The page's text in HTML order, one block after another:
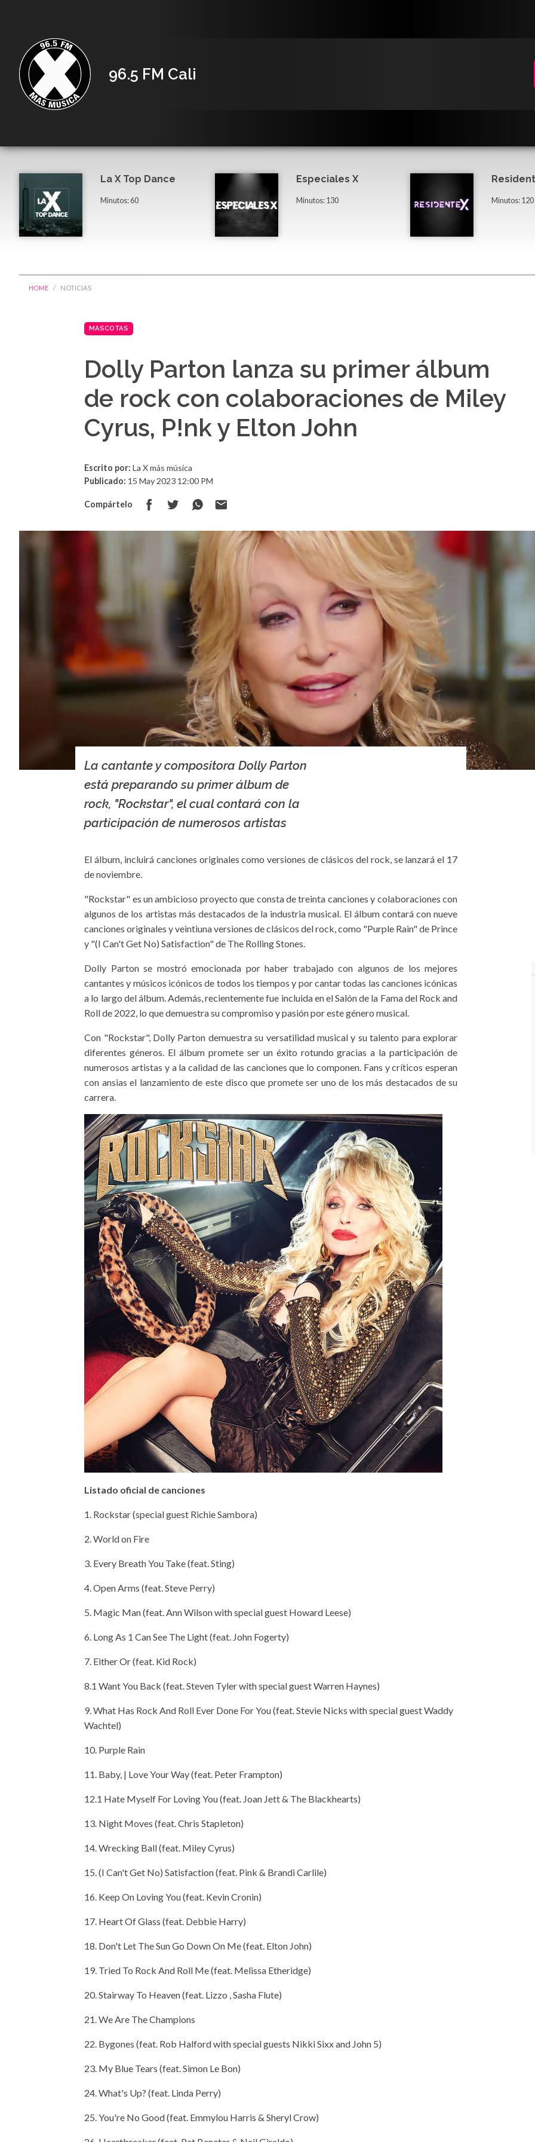
96.5 FM Cali
La X Top Dance
Minutos: 60
Especiales X
Minutos: 130 Minutos: 120
HOME NOTICIAS
MASCOTAS
Dolly Parton lanza su primer álbum
de rock con colaboraciones de Miley
Cyrus, P!nk y Elton John
Escrito por: La X más música
Publicado: 15 May 2023 12:00 PM
Compártelo
La cantante y compositora Dolly Parton
está preparando su primer álbum de
rock, "Rockstar", el cual contará con la
participación de numerosos artistas
El álbum, incluirá canciones originales como versiones de clásicos del rock, se lanzará el 17
de noviembre.
"Rockstar" es un ambicioso proyecto que consta de treinta canciones y colaboraciones con
algunos de los artistas más destacados de la industria musical. El álbum contará con nueve
canciones originales y veintiuna versiones de clásicos del rock, como "Purple Rain" de Prince
y "(I Can't Get No) Satisfaction" de The Rolling Stones.
Dolly Parton se mostró emocionada por haber trabajado con algunos de los mejores
cantantes y músicos icónicos de todos los tiempos y por cantar todas las canciones icónicas
a lo largo del álbum. Además, recientemente fue incluida en el Salón de la Fama del Rock and
Roll de 2022, lo que demuestra su compromiso y pasión por este género musical.
Con "Rockstar", Dolly Parton demuestra su versatilidad musical y su talento para explorar
diferentes géneros. El álbum promete ser un éxito rotundo gracias a la participación de
numerosos artistas y a la calidad de las canciones que lo componen. Fans y críticos esperan
con ansias el lanzamiento de este disco que promete ser uno de los más destacados de su
carrera.
Listado oficial de canciones
1. Rockstar (special guest Richie Sambora)
2. World on Fire
3. Every Breath You Take (feat. Sting)
4. Open Arms (feat. Steve Perry)
5. Magic Man (feat. Ann Wilson with special guest Howard Leese)
6. Long As 1 Can See The Light (feat. John Fogerty)
7. Either Or (feat. Kid Rock)
8.1 Want You Back (feat. Steven Tyler with special guest Warren Haynes)
9. What Has Rock And Roll Ever Done For You (feat. Stevie Nicks with special guest Waddy
Wachtel)
10. Purple Rain
11. Baby, | Love Your Way (feat. Peter Frampton)
12.1 Hate Myself For Loving You (feat. Joan Jett & The Blackhearts)
13. Night Moves (feat. Chris Stapleton)
14. Wrecking Ball (feat. Miley Cyrus)
15. (I Can't Get No) Satisfaction (feat. Pink & Brandi Carlile)
16. Keep On Loving You (feat. Kevin Cronin)
17. Heart Of Glass (feat. Debbie Harry)
18. Don't Let The Sun Go Down On Me (feat. Elton John)
19. Tried To Rock And Roll Me (feat. Melissa Etheridge)
20. Stairway To Heaven (feat. Lizzo , Sasha Flute)
21. We Are The Champions
22. Bygones (feat. Rob Halford with special guests Nikki Sixx and John 5)
23. My Blue Tears (feat. Simon Le Bon)
24. What's Up? (feat. Linda Perry)
25. You're No Good (feat. Emmylou Harris & Sheryl Crow)